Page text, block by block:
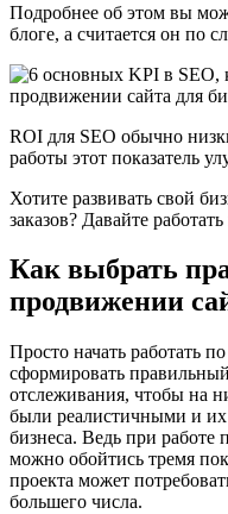
Подробнее об этом вы
блоге, а считается он по
ROI для SEO обычно
работы этот показатель
Хотите развивать свой
заказов? Давайте
Как выбрать
продвижении
Просто начать работать
сформировать
отслеживания, чтобы на
были реалистичными и
бизнеса. Ведь при работе
можно обойтись тремя
проекта может
большего числа.